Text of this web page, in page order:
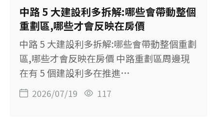
是：「請問屋主為什麼要賣？」 這句話背後
的焦慮其實很單純。你怕社區有問題、怕鄰
居不好相處，也怕屋主是住得不舒服，才急
著把房子脫手。 問題是，屋主說的可能是真
話，也可能只講了一部分，而這些你通常很
難查證。 你想想，如果仲介直接跟你說：
「隔壁鄰居衛生習慣很差。」你大概不會
中路 5 大建設利多拆解:哪些會帶動整個
重劃區,哪些才會反映在房價
中路 5 大建設利多拆解:哪些會帶動整個重劃
區,哪些才會反映在房價 中路重劃區周邊現
在有 5 個建設利多在推進
&mdash;&mdash;台鐵中路車站、捷運青
線 C05／C06、捷運橘線 2 站、桃園第二行
2026/07/19 117